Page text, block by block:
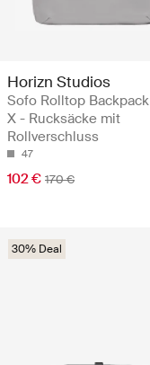
Horizn Studios
Sofo Rolltop Backpack
X - Rucksäcke mit
Rollverschluss
47
102 € 170 €
30% Deal